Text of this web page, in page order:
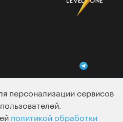
персонализации сервисов
политикой обработки